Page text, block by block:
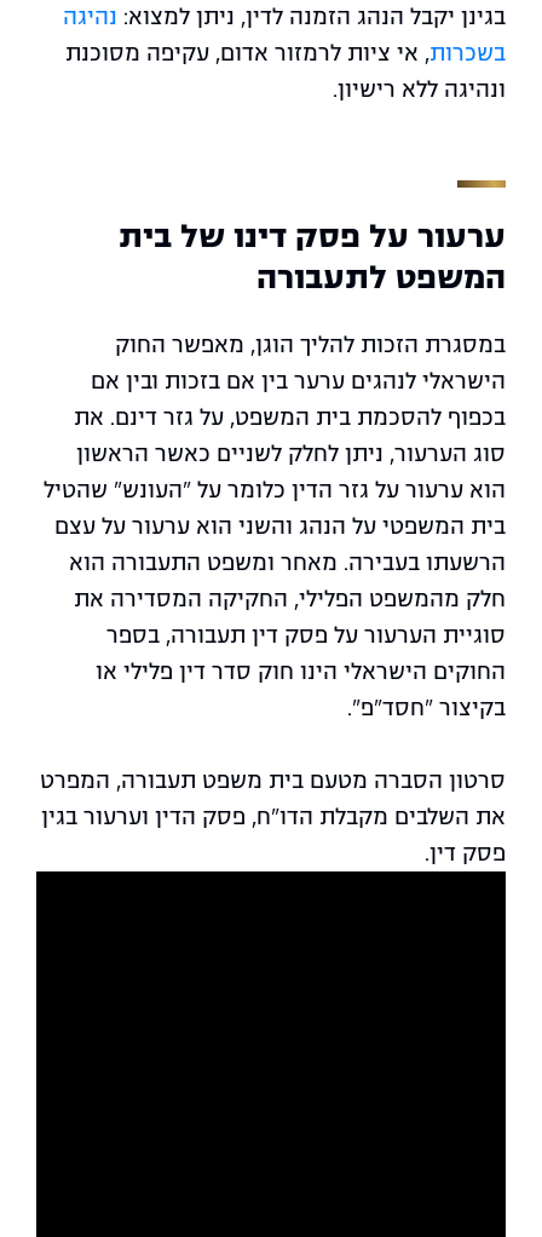
בגינן יקבל הנהג הזמנה לדין, ניתן למצוא: נהיגה
בשכרות, אי ציות לרמזור אדום, עקיפה מסוכנת
ונהיגה ללא רישיון.
ערעור על פסק דינו של בית
המשפט לתעבורה
במסגרת הזכות להליך הוגן, מאפשר החוק
הישראלי לנהגים ערער בין אם בזכות ובין אם
בכפוף להסכמת בית המשפט, על גזר דינם. את
סוג הערעור, ניתן לחלק לשניים כאשר הראשון
הוא ערעור על גזר הדין כלומר על "העונש" שהטיל
בית המשפטי על הנהג והשני הוא ערעור על עצם
הרשעתו בעבירה. מאחר ומשפט התעבורה הוא
חלק מהמשפט הפלילי, החקיקה המסדירה את
סוגיית הערעור על פסק דין תעבורה, בספר
החוקים הישראלי הינו חוק סדר דין פלילי או
בקיצור "חסד"פ".
סרטון הסברה מטעם בית משפט תעבורה, המפרט
את השלבים מקבלת הדו"ח, פסק הדין וערעור בגין
פסק דין.